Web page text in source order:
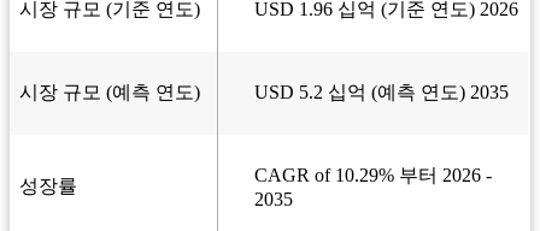
시장 규모 (기준 연도) USD 1.96 십억 (기준 연도) 2026
시장 규모 (예측 연도) USD 5.2 십억 (예측 연도) 2035
성장률
CAGR of 10.29% 부터 2026 -
2035